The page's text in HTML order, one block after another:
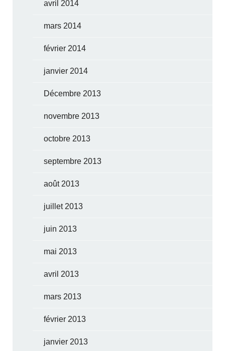
avril 2014
mars 2014
février 2014
janvier 2014
Décembre 2013
novembre 2013
octobre 2013
septembre 2013
août 2013
juillet 2013
juin 2013
mai 2013
avril 2013
mars 2013
février 2013
janvier 2013